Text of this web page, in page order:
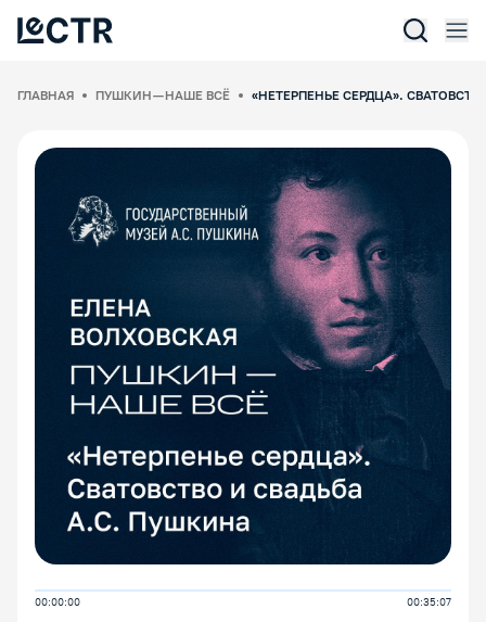
ГЛАВНАЯ ПУШКИН — НАШЕ ВСЁ «НЕТЕРПЕНЬЕ СЕРДЦА».
00:00:00 00:35:07